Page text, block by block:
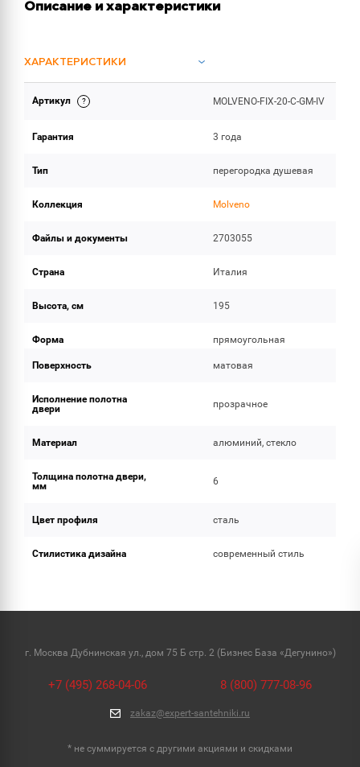
Описание и характеристики
ХАРАКТЕРИСТИКИ
ИНСТРУКЦИИ И ДОКУМЕНТАЦИЯ
Артикул MOLVENO-FIX-20-C-GM-IV
Гарантия 3 года
Тип перегородка душевая
Коллекция Molveno
Файлы и документы 2703055
Страна Италия
Высота, см 195
Форма прямоугольная
Поверхность матовая
Исполнение полотна
двери
прозрачное
Материал алюминий, стекло
Толщина полотна двери,
мм
6
Цвет профиля сталь
Стилистика дизайна современный стиль
г. Москва Дубнинская ул., дом 75 Б стр. 2 (Бизнес База «Дегунино»)
+7 (495) 268-04-06 8 (800) 777-08-96
zakaz@expert-santehniki.ru
* не суммируется с другими акциями и скидками